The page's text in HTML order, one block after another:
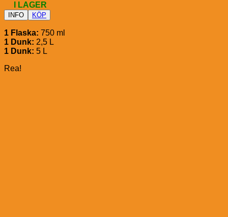
I LAGER
INFO KÖP
1 Flaska: 750 ml
1 Dunk: 2,5 L
1 Dunk: 5 L
Rea!